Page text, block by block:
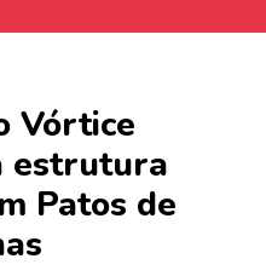
Vórtice
estrutura
Patos de